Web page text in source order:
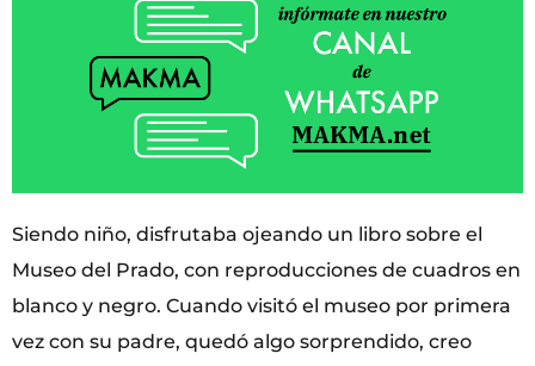
Siendo niño, disfrutaba ojeando un libro sobre el
Museo del Prado, con reproducciones de cuadros en
blanco y negro. Cuando visitó el museo por primera
vez con su padre, quedó algo sorprendido, creo